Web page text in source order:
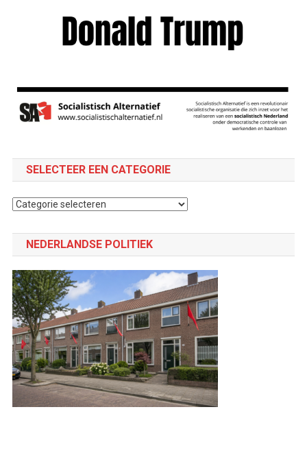
SELECTEER EEN CATEGORIE
Selecteer
NEDERLANDSE POLITIEK